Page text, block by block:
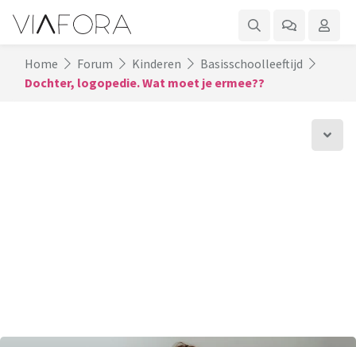
Home Forum Kinderen
Basisschoolleeftijd
Dochter, logopedie. Wat moet je ermee??